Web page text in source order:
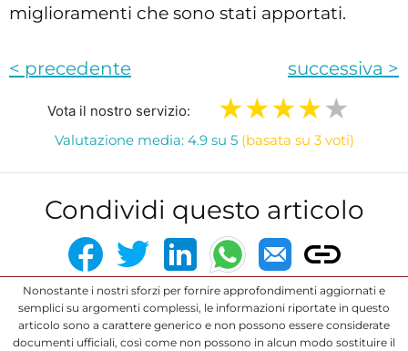
miglioramenti che sono stati apportati.
< precedente successiva >
Vota il nostro servizio:
Valutazione media: 4.9 su 5 (basata su 3 voti)
Condividi questo articolo
Nonostante i nostri sforzi per fornire approfondimenti aggiornati e
semplici su argomenti complessi, le informazioni riportate in questo
articolo sono a carattere generico e non possono essere considerate
documenti ufficiali, così come non possono in alcun modo sostituire il